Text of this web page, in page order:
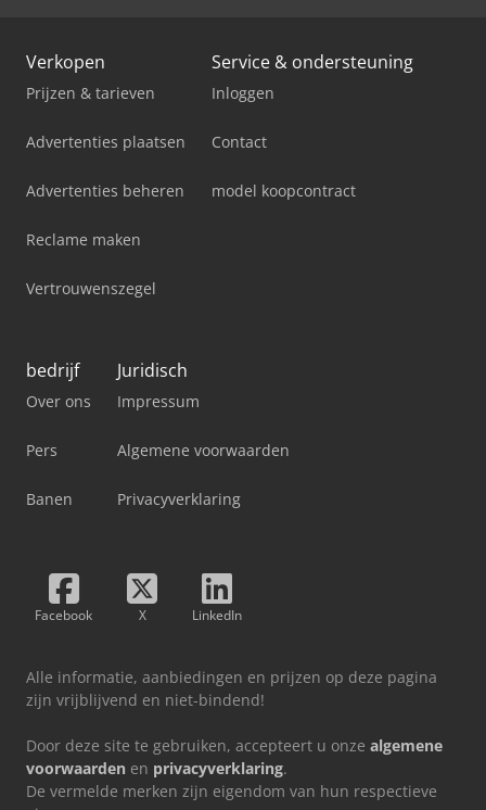
Verkopen
Prijzen & tarieven
Advertenties plaatsen
Advertenties beheren
Reclame maken
Vertrouwenszegel
Service & ondersteuning
Inloggen
Contact
model koopcontract
bedrijf
Over ons
Pers
Banen
Juridisch
Impressum
Algemene voorwaarden
Privacyverklaring
Facebook X LinkedIn
Alle informatie, aanbiedingen en prijzen op deze pagina
zijn vrijblijvend en niet-bindend!
Door deze site te gebruiken, accepteert u onze algemene
voorwaarden en privacyverklaring.
De vermelde merken zijn eigendom van hun respectieve